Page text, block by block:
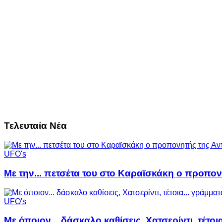
Τελευταία Νέα
UFO's
Με την... πετσέτα του στο Καραϊσκάκη ο
UFO's